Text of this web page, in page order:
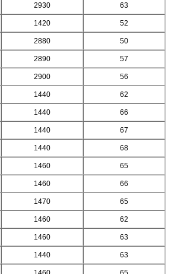
2930 63
1420 52
2880 50
2890 57
2900 56
1440 62
1440 66
1440 67
1440 68
1460 65
1460 66
1470 65
1460 62
1460 63
1440 63